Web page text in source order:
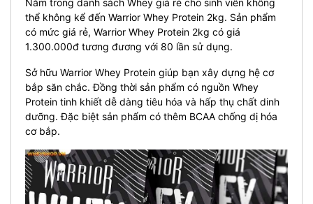
Nằm trong danh sách Whey giá rẻ cho sinh viên không
thể không kể đến Warrior Whey Protein 2kg. Sản phẩm
có mức giá rẻ, Warrior Whey Protein 2kg có giá
1.300.000đ tương đương với 80 lần sử dụng.
Sở hữu Warrior Whey Protein giúp bạn xây dựng hệ cơ
bắp săn chắc. Đồng thời sản phẩm có nguồn Whey
Protein tinh khiết dễ dàng tiêu hóa và hấp thụ chất dinh
dưỡng. Đặc biệt sản phẩm có thêm BCAA chống dị hóa
cơ bắp.